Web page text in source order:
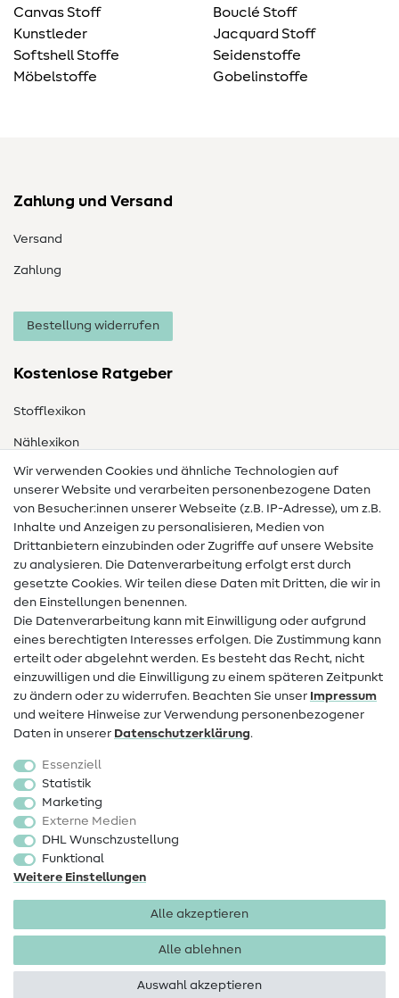
Canvas Stoff
Kunstleder
Softshell Stoffe
Möbelstoffe
Bouclé Stoff
Jacquard Stoff
Seidenstoffe
Gobelinstoffe
Zahlung und Versand
Versand
Zahlung
Bestellung widerrufen
Kostenlose Ratgeber
Stofflexikon
Nählexikon
Nähanleitungen
Hilfe & Kontakt
Kontakt
Infos zum Betreiberwechsel
Widerrufsrecht
Beliebt
Stoffe
Sale
Schnittmuster
Wir verwenden Cookies und ähnliche Technologien auf
unserer Website und verarbeiten personenbezogene Daten
von Besucher:innen unserer Webseite (z.B. IP-Adresse), um z.B.
Inhalte und Anzeigen zu personalisieren, Medien von
Drittanbietern einzubinden oder Zugriffe auf unsere Website
zu analysieren. Die Datenverarbeitung erfolgt erst durch
gesetzte Cookies. Wir teilen diese Daten mit Dritten, die wir in
den Einstellungen benennen.
Die Datenverarbeitung kann mit Einwilligung oder aufgrund
eines berechtigten Interesses erfolgen. Die Zustimmung kann
erteilt oder abgelehnt werden. Es besteht das Recht, nicht
einzuwilligen und die Einwilligung zu einem späteren Zeitpunkt
zu ändern oder zu widerrufen. Beachten Sie unser Impressum
und weitere Hinweise zur Verwendung personenbezogener
Daten in unserer Daten­schutz­erklärung.
Essenziell
Statistik
Marketing
Externe Medien
DHL Wunschzustellung
Funktional
Weitere Einstellungen
Alle akzeptieren
Alle ablehnen
Auswahl akzeptieren
Impressum Datenschutz
AGB
Copyright 2026 SewIY GmbH